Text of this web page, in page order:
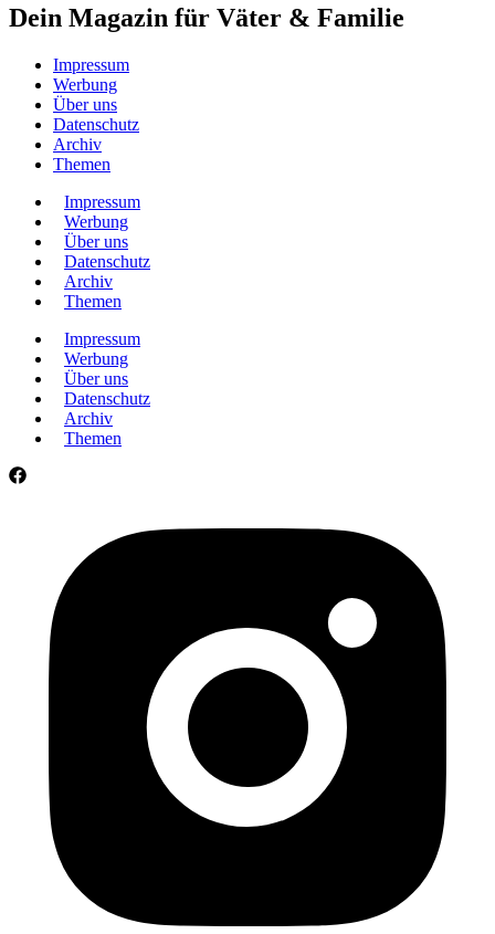
Dein Magazin für Väter & Familie
Impressum
Werbung
Über uns
Datenschutz
Archiv
Themen
Impressum
Werbung
Über uns
Datenschutz
Archiv
Themen
Impressum
Werbung
Über uns
Datenschutz
Archiv
Themen